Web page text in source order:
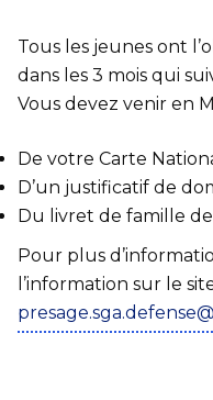
Tous les jeunes ont
dans les 3 mois qui
Vous devez venir en
De votre Carte
D’un justificatif de
Du livret de famille
Pour plus
l’information sur le